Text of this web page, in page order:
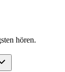
hören.